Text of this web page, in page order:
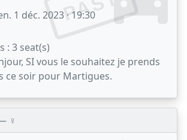
1 déc. 2023 · 19:30
: 3 seat(s)
SI vous le souhaitez je prends
ce soir pour Martigues.
♀️